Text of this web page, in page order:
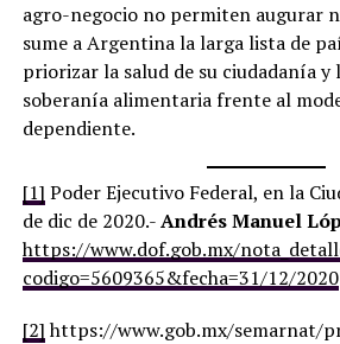
agro-negocio no permiten augurar
sume a Argentina la larga lista de
priorizar la salud de su ciudadanía y
soberanía alimentaria frente al
dependiente.
[1] Poder Ejecutivo Federal, en la
de dic de 2020.-Andrés Manuel
https://www.dof.gob.mx/
codigo=5609365&fecha=31/12/2020
[2]https://www.gob.mx/semarnat/